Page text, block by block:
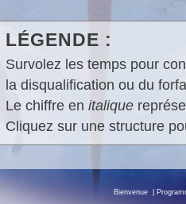
LÉGENDE :
Survolez les temps pour
la disqualification ou du
Le chiffre en italique
Cliquez sur une structure
Bienvenue